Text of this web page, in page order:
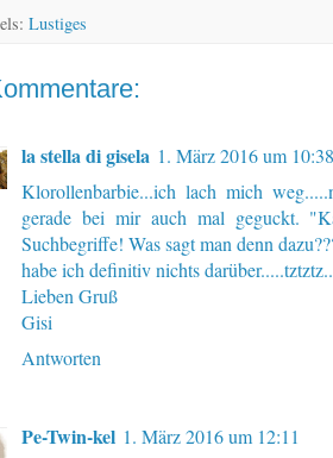
Lustiges
la stella di gisela 1. März 2016 um 10:38
Klorollenbarbie...ich lach mich
gerade bei mir auch mal geguckt.
Suchbegriffe! Was sagt man denn
habe ich definitiv nichts
Lieben Gruß
Gisi
Antworten
Pe-Twin-kel 1. März 2016 um 12:11